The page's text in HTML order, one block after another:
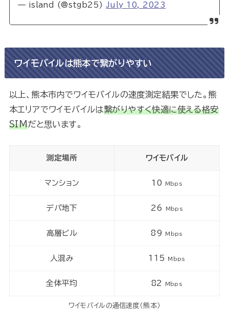
— island (@stgb25)July 10, 2023
ワイモバイルは熊本で繋がりやすい
以上、熊本市内でワイモバイルの速度測定結果でした。熊
本エリアでワイモバイルは繋がりやすく快適に使える格安
SIMだと思います。
測定場所 ワイモバイル
マンション 10 Mbps
デパ地下 26 Mbps
高層ビル 89 Mbps
人混み 115 Mbps
全体平均 82 Mbps
ワイモバイルの通信速度（熊本）